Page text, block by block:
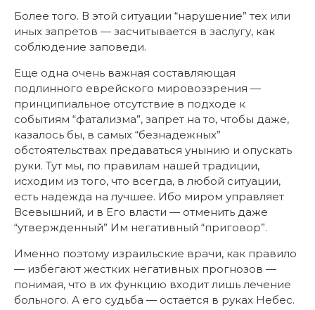
Более того. В этой ситуации “нарушение” тех или
иных запретов — засчитывается в заслугу, как
соблюдение заповеди.
Еще одна очень важная составляющая
подлинного еврейского мировоззрения —
принципиальное отсутствие в подходе к
событиям “фатализма”, запрет на то, чтобы даже,
казалось бы, в самых “безнадежных”
обстоятельствах предаваться унынию и опускать
руки. Тут мы, по правилам нашей традиции,
исходим из того, что всегда, в любой ситуации,
есть надежда на лучшее. Ибо миром управляет
Всевышний, и в Его власти — отменить даже
“утвержденный” Им негативный “приговор”.
Именно поэтому израильские врачи, как правило
— избегают жестких негативных прогнозов —
понимая, что в их функцию входит лишь лечение
больного. А его судьба — остается в руках Небес.